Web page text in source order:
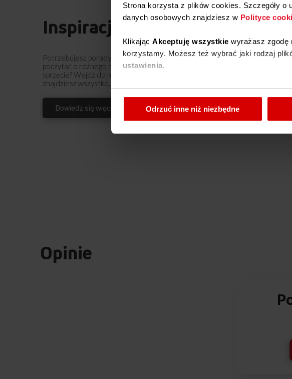
Strona korzysta z plików cookies. Szczegóły
danych osobowych znajdziesz w Polityce
Klikając Akceptuję wszystkie wyrażasz zgodę
korzystamy. Możesz też wybrać jaki rodzaj
ustawienia.
W każdej chwili możesz zmienić wybrane
Odrzuć inne niż niezbędne
Inspiracje
Potrzebujesz porady? Chcesz trochę więcej
poczytać o różnego rodzaju rozwiązaniach lub
sprzęcie? Wejdź do naszego świata inspiracji - tam
znajdziesz wszystko, co może Cię zainteresować!
Dowiedz się więcej
Opinie